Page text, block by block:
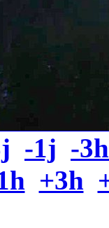
-1j -3h
+3h